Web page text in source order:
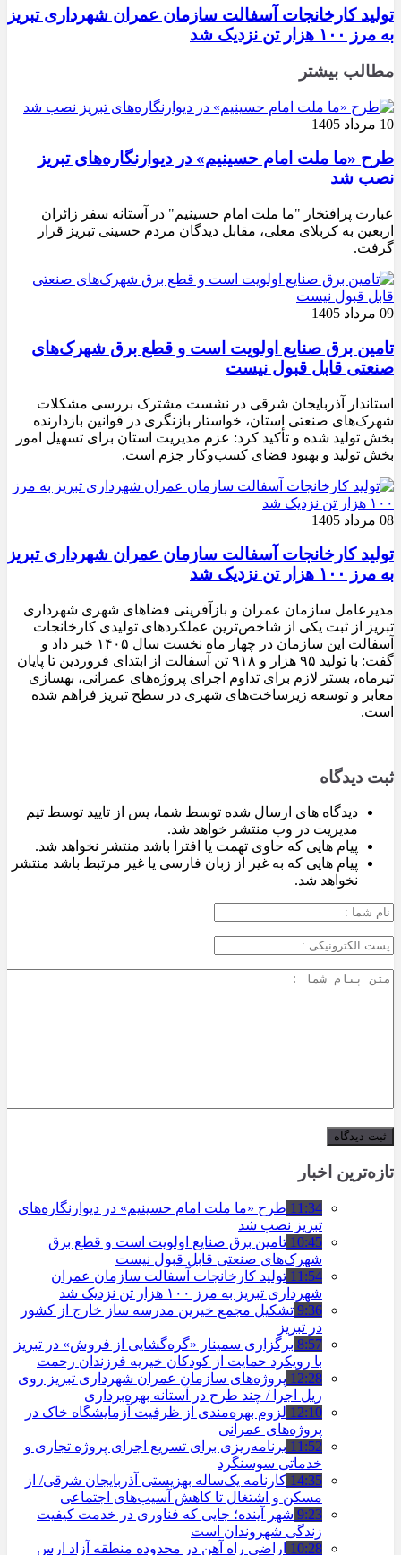
تولید کارخانجات آسفالت سازمان عمران شهرداری تبریز
به مرز ۱۰۰ هزار تن نزدیک شد
مطالب بیشتر
10 مرداد 1405
طرح «ما ملت امام حسینیم» در دیوارنگاره‌های تبریز
نصب شد
عبارت پرافتخار "ما ملت امام حسینیم" در آستانه سفر زائران
اربعین به کربلای معلی، مقابل دیدگان مردم حسینی تبریز قرار
گرفت.
09 مرداد 1405
تامین برق صنایع اولویت است و قطع برق شهرک‌های
صنعتی قابل قبول نیست
استاندار آذربایجان شرقی در نشست مشترک بررسی مشکلات
شهرک‌های صنعتی استان، خواستار بازنگری در قوانین بازدارنده
بخش تولید شده و تأکید کرد: عزم مدیریت استان برای تسهیل امور
بخش تولید و بهبود فضای کسب‌وکار جزم است.
08 مرداد 1405
تولید کارخانجات آسفالت سازمان عمران شهرداری تبریز
به مرز ۱۰۰ هزار تن نزدیک شد
مدیرعامل سازمان عمران و بازآفرینی فضاهای شهری شهرداری
تبریز از ثبت یکی از شاخص‌ترین عملکردهای تولیدی کارخانجات
آسفالت این سازمان در چهار ماه نخست سال ۱۴۰۵ خبر داد و
گفت: با تولید ۹۵ هزار و ۹۱۸ تن آسفالت از ابتدای فروردین تا پایان
تیرماه، بستر لازم برای تداوم اجرای پروژه‌های عمرانی، بهسازی
معابر و توسعه زیرساخت‌های شهری در سطح تبریز فراهم شده
است.
ثبت دیدگاه
دیدگاه های ارسال شده توسط شما، پس از تایید توسط تیم
مدیریت در وب منتشر خواهد شد.
پیام هایی که حاوی تهمت یا افترا باشد منتشر نخواهد شد.
پیام هایی که به غیر از زبان فارسی یا غیر مرتبط باشد منتشر
نخواهد شد.
تازه‌ترین اخبار
11:34 طرح «ما ملت امام حسینیم» در دیوارنگاره‌های
تبریز نصب شد
10:45 تامین برق صنایع اولویت است و قطع برق
شهرک‌های صنعتی قابل قبول نیست
11:54 تولید کارخانجات آسفالت سازمان عمران
شهرداری تبریز به مرز ۱۰۰ هزار تن نزدیک شد
9:36 تشکیل مجمع خیرین مدرسه ‌ساز خارج از کشور
در تبریز
8:57 برگزاری سمینار «گره‌گشایی از فروش» در تبریز
با رویکرد حمایت از کودکان خیریه فرزندان رحمت
12:28 پروژه‌های سازمان عمران شهرداری تبریز روی
ریل اجرا / چند طرح در آستانه بهره‌برداری
12:10 لزوم بهره‌مندی از ظرفیت آزمایشگاه خاک در
پروژه‌های عمرانی
11:52 برنامه‌ریزی برای تسریع اجرای پروژه تجاری و
خدماتی سوسنگرد
14:35 کارنامه یک‌ساله بهزیستی آذربایجان شرقی/ از
مسکن و اشتغال تا کاهش آسیب‌های اجتماعی
9:23 شهر آینده؛ جایی که فناوری در خدمت کیفیت
زندگی شهروندان است
10:28 اراضی راه آهن در محدوده منطقه آزاد ارس